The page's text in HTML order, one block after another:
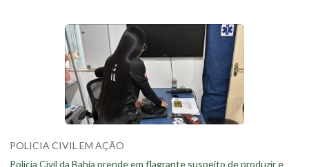
POLICIA CIVIL EM AÇÃO
Policia Civil da Bahia prende em flagrante suspeito de produzir e